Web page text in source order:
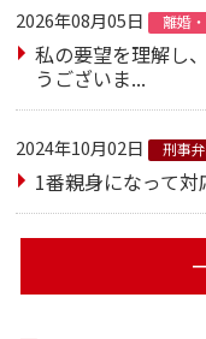
2026年08月05日 離婚
私の要望を理解し
うございま...
2024年10月02日 刑事
1番親身になって